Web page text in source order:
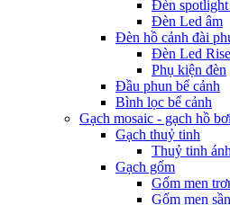
Đèn spotlight
Đèn Led âm
Đèn hồ cảnh đài
Đèn Led Rise
Phụ kiện đèn
Đầu phun bể cảnh
Bình lọc bể cảnh
Gạch mosaic - gạch hồ bơi
Gạch thuỷ tinh
Thuỷ tinh
Gạch gốm
Gốm men
Gốm men sần